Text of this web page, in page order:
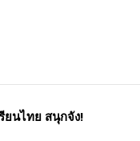
ยนไทย สนุกจัง!